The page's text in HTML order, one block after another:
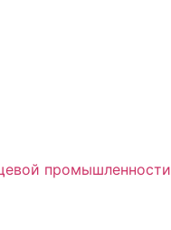
промышленности